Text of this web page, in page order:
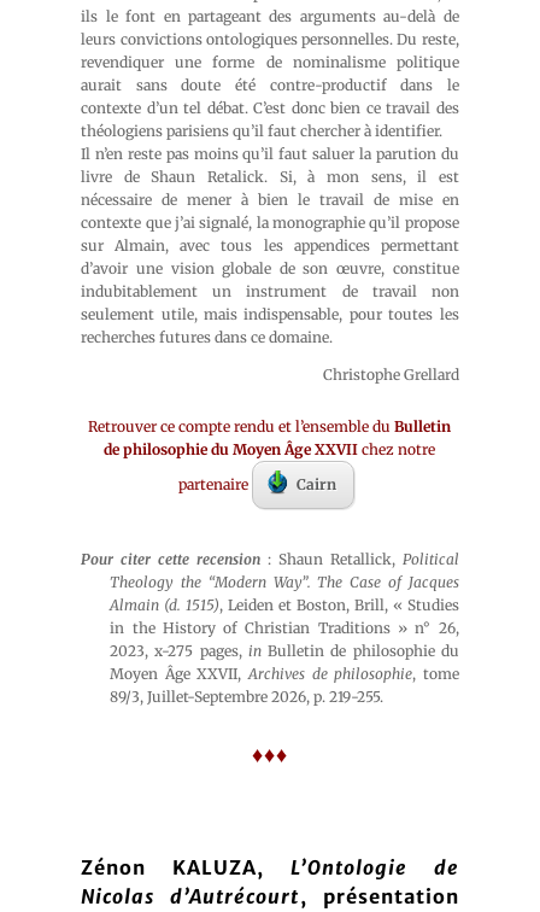
ils le font en partageant des arguments au-delà de
leurs convictions ontologiques personnelles. Du reste,
revendiquer une forme de nominalisme politique
aurait sans doute été contre-productif dans le
contexte d’un tel débat. C’est donc bien ce travail des
théologiens parisiens qu’il faut chercher à identifier.
Il n’en reste pas moins qu’il faut saluer la parution du
livre de Shaun Retalick. Si, à mon sens, il est
nécessaire de mener à bien le travail de mise en
contexte que j’ai signalé, la monographie qu’il propose
sur Almain, avec tous les appendices permettant
d’avoir une vision globale de son œuvre, constitue
indubitablement un instrument de travail non
seulement utile, mais indispensable, pour toutes les
recherches futures dans ce domaine.
Christophe Grellard
Retrouver ce compte rendu et l’ensemble duBulletin
de philosophie du Moyen Âge XXVII chez notre
partenaire
Cairn
Pour citer cette recension : Shaun Retallick, Political
Theology the “Modern Way”. The Case of Jacques
Almain (d. 1515), Leiden et Boston, Brill, « Studies
in the History of Christian Traditions » n° 26,
2023, x-275 pages, inBulletin de philosophie du
Moyen Âge XXVII,Archives de philosophie, tome
89/3, Juillet-Septembre 2026, p. 219-255.
♦♦♦
Zénon KALUZA, L’Ontologie de
Nicolas d’Autrécourt, présentation